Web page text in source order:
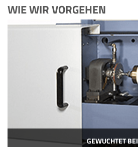
WIE WIR VORGEHEN
GEWUCHTET BEI